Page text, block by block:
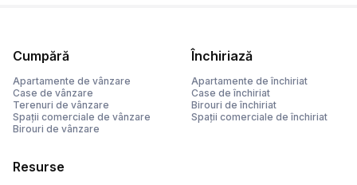
Cumpără
Apartamente de vânzare
Case de vânzare
Terenuri de vânzare
Spații comerciale de vânzare
Birouri de vânzare
Închiriază
Apartamente de închiriat
Case de închiriat
Birouri de închiriat
Spații comerciale de închiriat
Resurse